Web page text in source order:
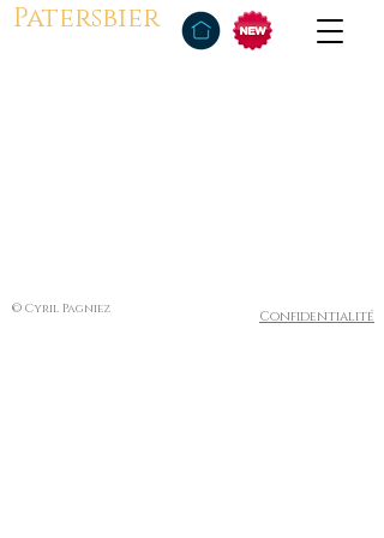
Patersbier
© Cyril Pagniez Confidentialité